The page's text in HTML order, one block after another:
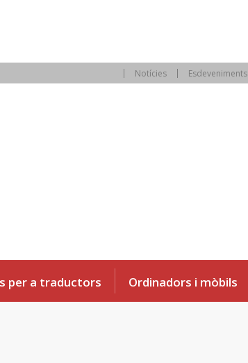
Notícies Esdeveniments
per a traductors Ordinadors i mòbils